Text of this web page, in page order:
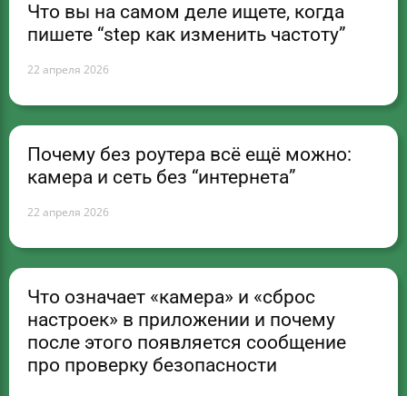
Что вы на самом деле ищете, когда
пишете “step как изменить частоту”
22 апреля 2026
Почему без роутера всё ещё можно:
камера и сеть без “интернета”
22 апреля 2026
Что означает «камера» и «сброс
настроек» в приложении и почему
после этого появляется сообщение
про проверку безопасности